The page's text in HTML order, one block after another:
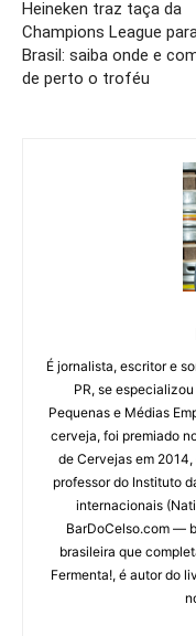
Heineken traz taça da
Champions League
Brasil: saiba onde e
de perto o troféu
É jornalista, escritor e
PR, se
Pequenas e Médias
cerveja, foi premiado
de Cervejas em
professor do Instituto
internacionais
BarDoCelso.com —
brasileira que
Fermenta!, é autor do